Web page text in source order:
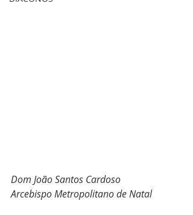
Dom João Santos Cardoso
Arcebispo Metropolitano de Natal